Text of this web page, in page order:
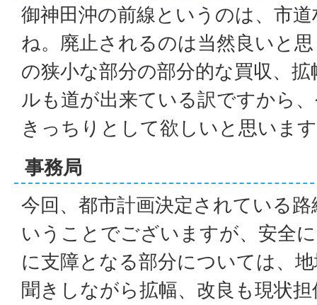
御神田沖の前線というのは、市
ね。廃止されるのは当然良いと
の狭小な部分の部分的な買収、
ルも道が出来ている訳ですから
きっちりとして欲しいと思いま
事務局
今回、都市計画決定されている
いうことでございますが、安全
に支障となる部分については、
聞きしながら拡幅、改良も現状